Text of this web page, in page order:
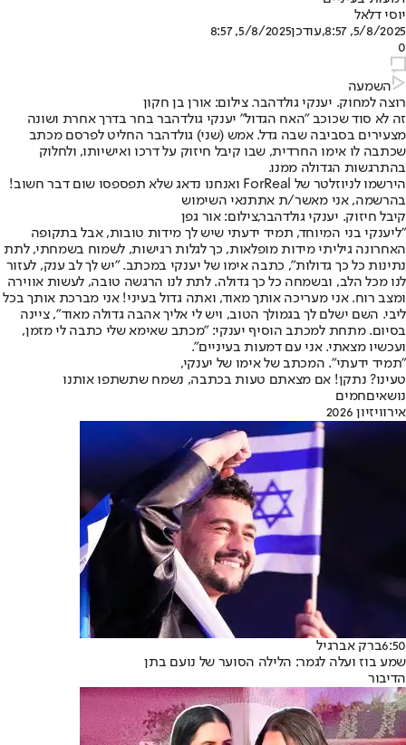
יוסי דלאל
5/8/2025, 8:57
,עודכן5/8/2025, 8:57
0
השמעה
רוצה למחוק. יענקי גולדהבר. צילום: אורן בן חקון
זה לא סוד שכוכב "האח הגדול" יענקי גולדהבר בחר בדרך אחרת ושונה
מצעירים בסביבה שבה גדל. אמש (שני) גולדהבר החליט לפרסם מכתב
שכתבה לו אימו החרדית, שבו קיבל חיזוק על דרכו ואישיותו, ולחלוק
בהתרגשות הגדולה ממנו.
הירשמו לניוזלטר של ForReal ואנחנו נדאג שלא תפספסו שום דבר חשוב!
בהרשמה, אני מאשר/ת אתתנאי השימוש
קיבל חיזוק. יענקי גולדהבר,צילום: אור גפן
"ליענקי בני המיוחד, תמיד ידעתי שיש לך מידות טובות, אבל בתקופה
האחרונה גיליתי מידות מופלאות, כך לגלות רגישות, לשמוח בשמחתי, לתת
נתינות כל כך גדולות", כתבה אימו של יענקי במכתב. "יש לך לב ענק, לעזור
לנו מכל הלב, ובשמחה כל כך גדולה. לתת לנו הרגשה טובה, לעשות אווירה
ומצב רוח. אני מעריכה אותך מאוד, ואתה גדול בעיני! אני מברכת אותך בכל
ליבי. השם ישלם לך בגמולך הטוב, ויש לי אליך אהבה גדולה מאוד", ציינה
בסיום. מתחת למכתב הוסיף יענקי: "מכתב שאימא שלי כתבה לי מזמן,
ועכשיו מצאתי. אני עם דמעות בעיניים".
"תמיד ידעתי". המכתב של אימו של יענקי,
טעינו? נתקן! אם מצאתם טעות בכתבה, נשמח שתשתפו אותנו
נושאיםחמים
אירוויזיון 2026
6:50ברק אברגיל
שמע בוז ועלה לגמר: הלילה הסוער של נועם בתן
הדיבור